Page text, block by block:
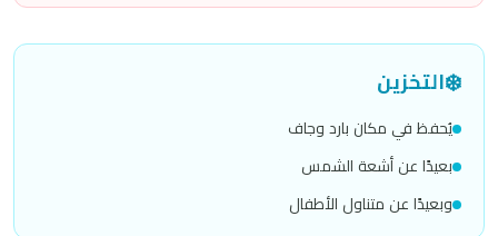
❄️التخزين
يُحفظ في مكان بارد وجاف
بعيدًا عن أشعة الشمس
وبعيدًا عن متناول الأطفال